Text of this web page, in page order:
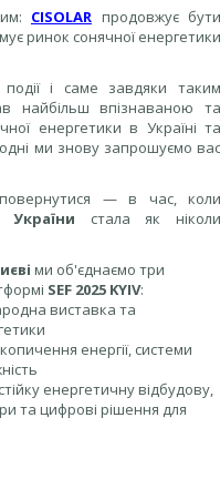
CISOLAR продовжує бути
ринок сонячної енергетики
і саме завдяки таким
найбільш впізнаваною
енергетики в Україні та
ми знову запрошуємо вас
— в час, коли
України стала як
ми об'єднаємо три
SEF 2025 KYIV:
виставка та
енергії, системи
енергетичну відбудову,
та цифрові рішення для